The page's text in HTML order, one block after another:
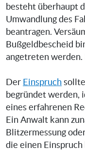
besteht überhaupt
Umwandlung des
beantragen.
Bußgeldbescheid
angetreten werden.
Der Einspruch sollte
begründet werden,
eines erfahrenen
Ein Anwalt kann
Blitzermessung
die einen Einspruch